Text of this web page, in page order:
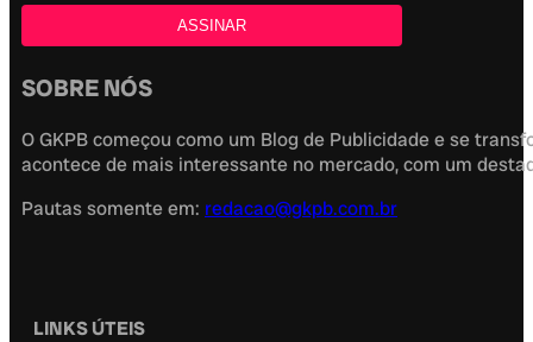
SOBRE NÓS
O GKPB começou como um Blog de Publicidade e se
acontece de mais interessante no mercado, com um
Pautas somente em: redacao@gkpb.com.br
LINKS ÚTEIS